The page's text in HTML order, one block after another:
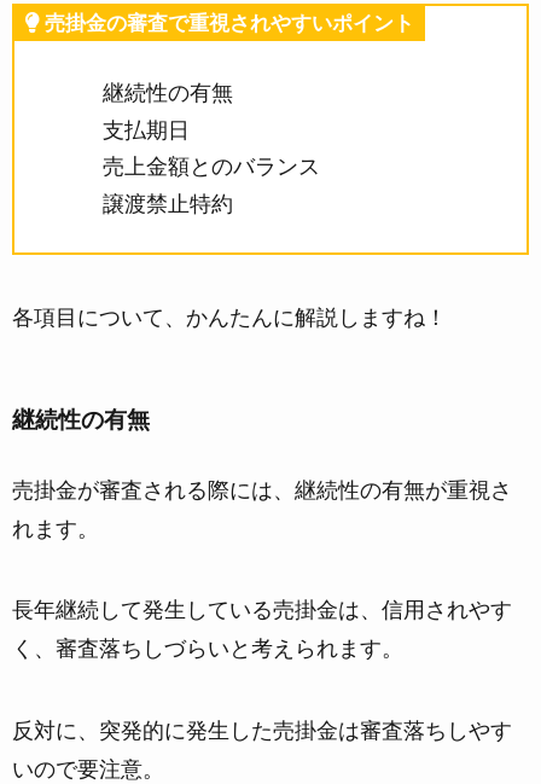
売掛金の審査で重視されやすいポイント
継続性の有無
支払期日
売上金額とのバランス
譲渡禁止特約
各項目について、かんたんに解説しますね！
継続性の有無
売掛金が審査される際には、 継続性の有無が重視さ
れます。
長年継続して発生している売掛金は、信用されやす
く、審査落ちしづらいと考えられます。
反対に、 突発的に発生した売掛金は審査落ちしやす
いので要注意。